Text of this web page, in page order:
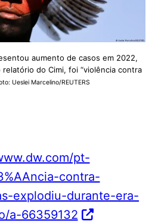
aumento de casos em 2022,
do Cimi, foi “violência contra
Ueslei Marcelino/REUTERS
pt-
contra-
explodiu-durante-era-
a-66359132